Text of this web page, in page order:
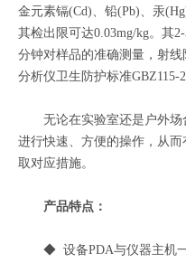
金元素镉(Cd)、铅(Pb)、汞
其检出限可达0.03mg/kg。其
分钟对样品的准确测量，射
分析仪卫生防护标准GBZ115-
无论在实验室还是户外场
进行快速、方便的操作，从
取对应措施。
产品特点：
◆ 设备PDA与仪器主机一